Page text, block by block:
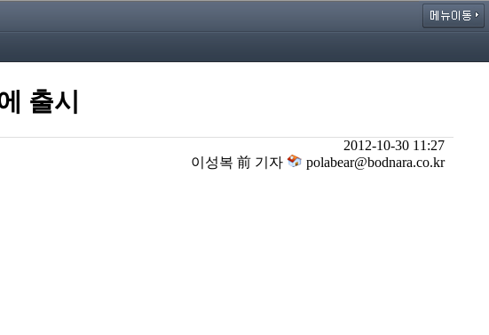
출시
2012-10-30 11:27
이성복 前 기자
polabear@bodnara.co.kr